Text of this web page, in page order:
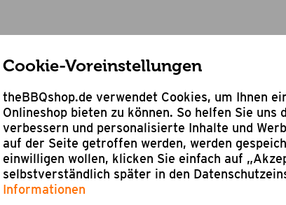
Zubehör für Grillgeräte Rundbrenner für Bruzz Willi
Cookie-Voreinstellungen
theBBQshop.de verwendet Cookies, um Ihnen
Onlineshop bieten zu können. So helfen Sie
verbessern und personalisierte Inhalte und
auf der Seite getroffen werden, werden
einwilligen wollen, klicken Sie einfach auf
selbstverständlich später in den
Informationen